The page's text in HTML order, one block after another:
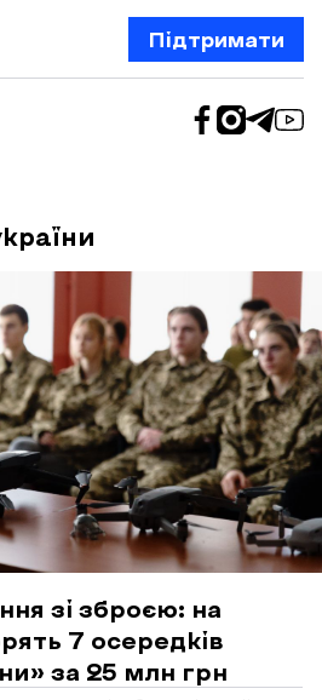
Підтримати
зі зброєю: на
7 осередків
за 25 млн грн